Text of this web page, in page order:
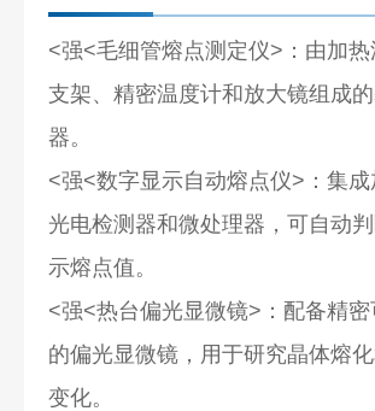
<强<毛细管熔点测定仪>：由加
支架、精密温度计和放大镜组成
器。
<强<数字显示自动熔点仪>：集成
光电检测器和微处理器，可自动
示熔点值。
<强<热台偏光显微镜>：配备精
的偏光显微镜，用于研究晶体熔
变化。